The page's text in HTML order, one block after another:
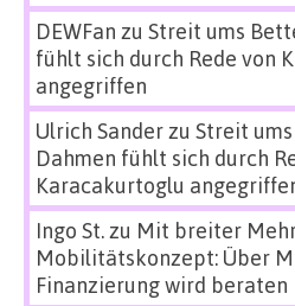
DEWFan zu Streit ums
fühlt sich durch Rede von
angegriffen
Ulrich Sanderzu Streit
Dahmen fühlt sich durch
Karacakurtoglu
Ingo St.zu Mit breiter
Mobilitätskonzept: Über
Finanzierung wird beraten